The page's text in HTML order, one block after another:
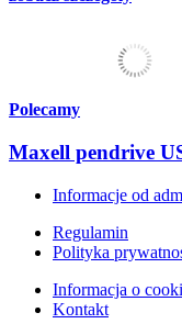
Polecamy
Maxell pendrive
Informacje od
Regulamin
Polityka
Informacja o
Kontakt